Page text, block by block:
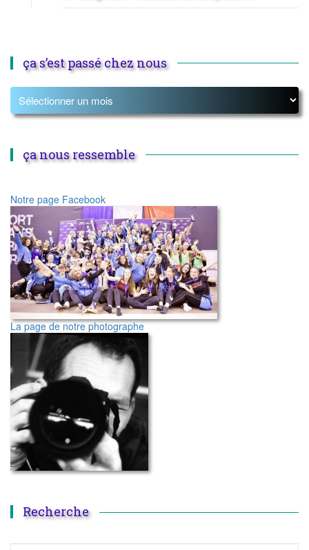
ça s’est passé chez nous
ça nous ressemble
Notre page Facebook
La page de notre photographe
Recherche